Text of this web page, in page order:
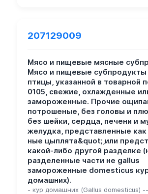
207129009
Мясо и пищевые мясные
Мясо и пищевые
птицы, указанной в товарной
0105, свежие, охлажденные
замороженные. Прочие
потрошеные, без головы и
без шейки, сердца, печени и
желудка, представленные
ные цыплята&quot;,или
какой-либо другой разделке
разделенные части не gallus
замороженные domesticus
домашних).
- кур домашних (Gallus domesticus)